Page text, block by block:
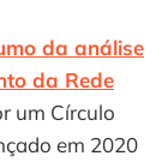
da análise
da Rede
um Círculo
em 2020